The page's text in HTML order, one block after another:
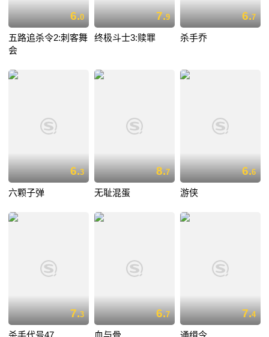
6.0
五路追杀令2:刺客舞
会
7.9
终极斗士3:赎罪
6.7
杀手乔
6.3
六颗子弹
8.7
无耻混蛋
6.6
游侠
7.3 6.7 7.4